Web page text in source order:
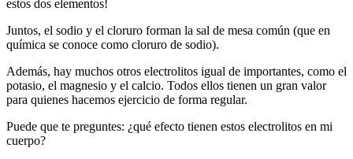
estos dos elementos!
Juntos, el sodio y el cloruro forman la sal de mesa común (que en
química se conoce como cloruro de sodio).
Además, hay muchos otros electrolitos igual de importantes, como el
potasio, el magnesio y el calcio. Todos ellos tienen un gran valor
para quienes hacemos ejercicio de forma regular.
Puede que te preguntes: ¿qué efecto tienen estos electrolitos en mi
cuerpo?